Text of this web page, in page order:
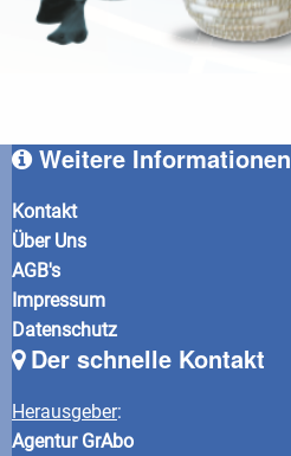
Weitere Informationen
Kontakt
Über Uns
AGB's
Impressum
Datenschutz
Der schnelle Kontakt
Herausgeber:
Agentur GrAbo